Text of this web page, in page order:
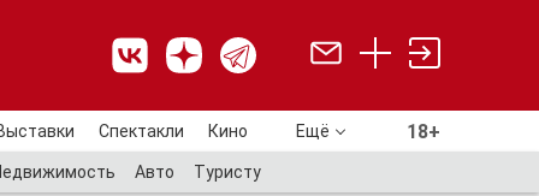
Спектакли Кино Ещё 18+
Авто Туристу